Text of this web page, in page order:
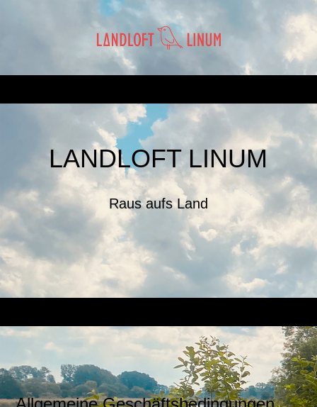
LANDLOFT LINUM
Raus aufs Land